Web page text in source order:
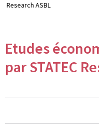
Research ASBL
Etudes
par STATEC